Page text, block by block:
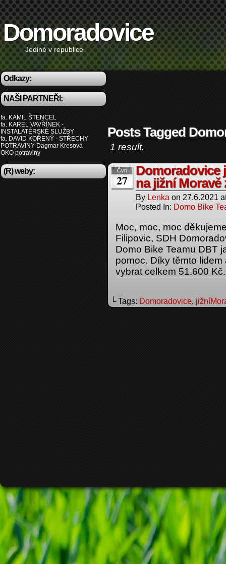
Domoradovice
Jediné v republice
Odkazy:
NAŠI PARTNEŘI:
fa. KAMIL ŠTENCEL
fa. KAREL VAVŘÍNEK -
INSTALATÉRSKÉ SLUŽBY
fa. DAVID KOŘENÝ - STŘECHY
POTRAVINY Dagmar Kresová
OKO potraviny
(R) weby:
Posts Tagged
1 result.
Čvn
27
Domoradovice
na jižní Moravě
By Lenka on 27.6.2021
Posted In: Domo Bike
Moc, moc, moc
Filipovic, SDH
Domo Bike Teamu DBT
pomoc. Díky těmto
vybrat celkem 51.600
└ Tags: Domoradovice,